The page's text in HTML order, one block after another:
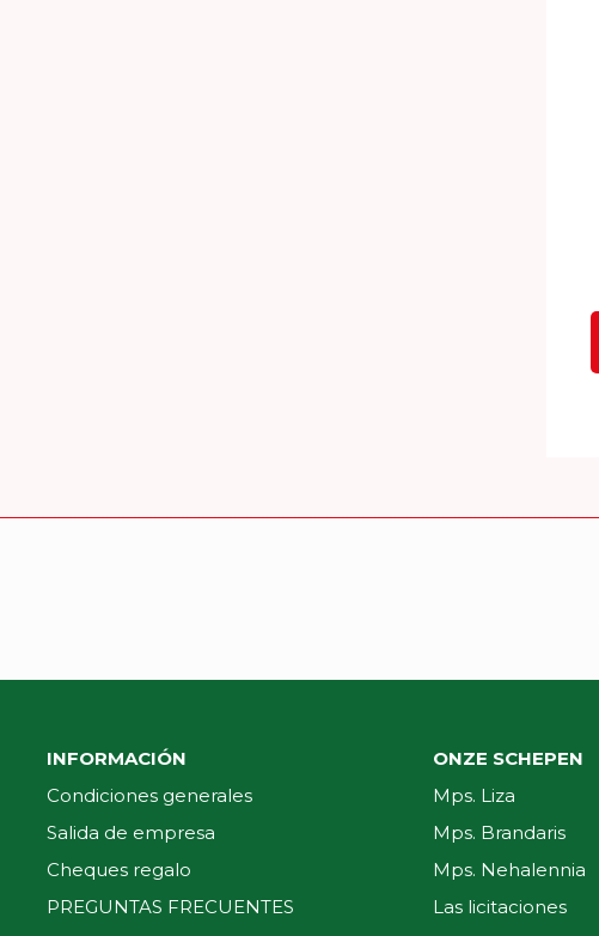
INFORMACIÓN
Condiciones generales
Salida de empresa
Cheques regalo
PREGUNTAS FRECUENTES
ONZE SCHEPEN
Mps. Liza
Mps. Brandaris
Mps. Nehalennia
Las licitaciones